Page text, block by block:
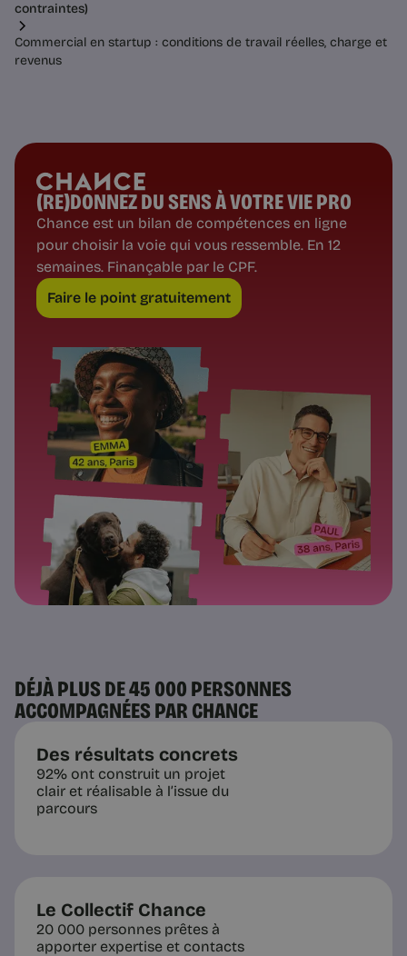
contraintes)
Commercial en startup : conditions de travail réelles, charge et
revenus
(RE)DONNEZ DU SENS À VOTRE VIE PRO
Chance est un bilan de compétences en ligne
pour choisir la voie qui vous ressemble. En 12
semaines. Finançable par le CPF.
Faire le point gratuitement
DÉJÀ PLUS DE 45 000 PERSONNES
ACCOMPAGNÉES PAR CHANCE
Des résultats concrets
92% ont construit un projet
clair et réalisable à l’issue du
parcours
Le Collectif Chance
20 000 personnes prêtes à
apporter expertise et contacts